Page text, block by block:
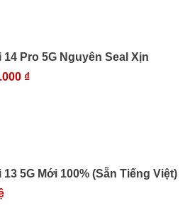
14 Pro 5G Nguyên Seal Xịn
₫
13 5G Mới 100% (Sẵn Tiếng Việt)